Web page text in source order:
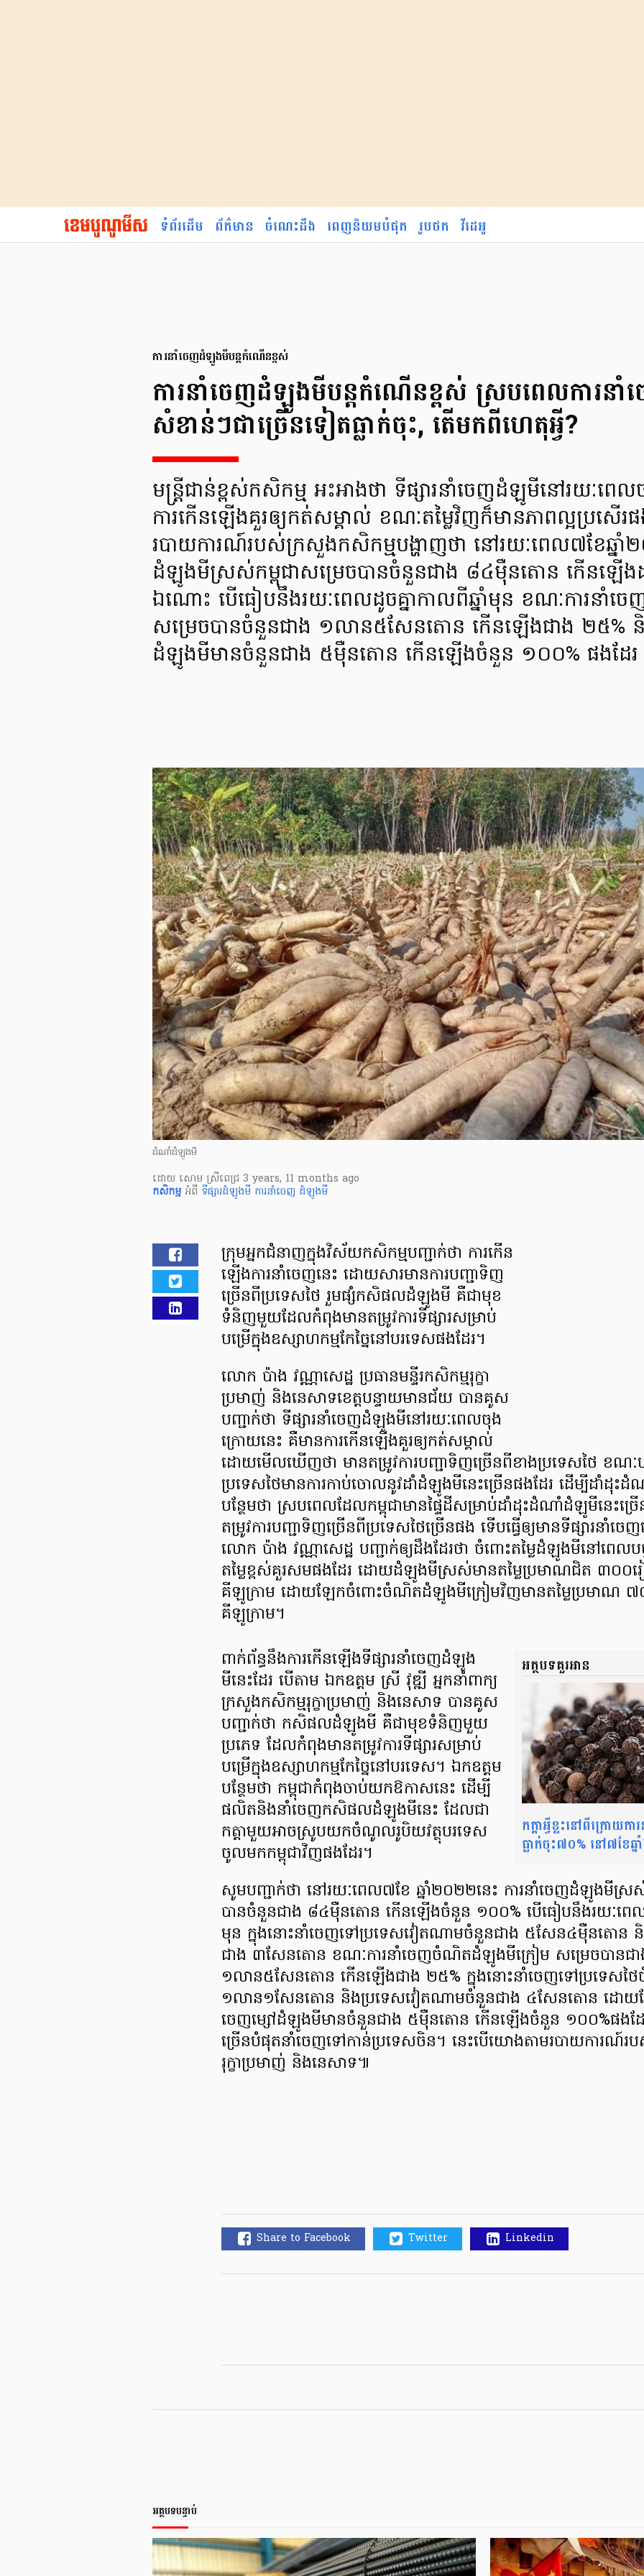
ទំព័រដើម ព័ត៌មាន ចំណេះដឹង ពេញនិយមបំផុត រូបថត វីដេអូ
ការនាំចេញដំឡូងមីបន្ដកំណើនខ្ពស់
ការនាំចេញដំឡូងមីបន្ដកំណើនខ្ពស់ ស្របពេលការ
សំខាន់ៗជាច្រើនទៀតធ្លាក់ចុះ, តើមកពីហេតុអ្វី?
មន្ត្រីជាន់ខ្ពស់កសិកម្ម អះអាងថា ទីផ្សារនាំចេញដំឡូមីនៅរយៈពេ
ការកើនឡើងគួរឲ្យកត់សម្គាល់ ខណៈតម្លៃវិញក៏មានភាពល្អប្រសើរ
របាយការណ៍របស់ក្រសួងកសិកម្មបង្ហាញថា នៅរយៈពេល៧ខែឆ្នាំ
ដំឡូងមីស្រស់កម្ពុជាសម្រេចបានចំនួនជាង ៨៤ម៉ឺនតោន កើនឡ
ឯណោះ បើធៀបនឹងរយៈពេលដូចគ្នាកាលពីឆ្នាំមុន ខណៈការនាំ
សម្រេចបានចំនួនជាង ១លាន៥សែនតោន កើនឡើងជាង ២៥% និ
ដំឡូងមីមានចំនួនជាង ៥ម៉ឺនតោន កើនឡើងចំនួន ១០០% ផងដែ
ដំណាំដំឡូងមី
ដោយ សោម ស្រីពេជ្រ 3 years, 11 months ago
កសិកម្ម អំពី ទីផ្សារដំឡូងមី ការនាំចេញ ​ ដំឡូងមី
ក្រុមអ្នកជំនាញក្នុងវិស័យកសិកម្មបញ្ជាក់ថា ការកើន
ឡើងការនាំចេញនេះ ដោយសារមានការបញ្ជាទិញ
ច្រើនពីប្រទេសថៃ រួមផ្សំកសិផលដំឡូងមី គឺជាមុខ
ទំនិញមួយដែលកំពុងមានតម្រូវការទីផ្សារសម្រាប់
បម្រើក្នុងឧស្សាហកម្មកែច្នៃនៅបរទេសផងដែរ។
លោក ប៉ាង វណ្ណាសេដ្ឋ ប្រធានមន្ទីរកសិកម្មរុក្ខា
ប្រមាញ់ និងនេសាទខេត្តបន្ទាយមានជ័យ បានគូស
បញ្ជាក់ថា ទីផ្សារនាំចេញដំឡូងមីនៅរយៈពេលចុង
ក្រោយនេះ គឺមានការកើនឡើងគួរឲ្យកត់សម្គាល់
ដោយមើលឃើញថា មានតម្រូវការបញ្ជាទិញច្រើនពីខាងប្រទេសថៃ ខណៈប
ប្រទេសថៃមានការកាប់ចោលនូវដាំដំឡូងមីនេះច្រើនផងដែរ ដើម្បីដាំដុះ
បន្ថែមថា ស្របពេលដែលកម្ពុជាមានផ្ទៃដីសម្រាប់ដាំដុះដំណាំដំឡូមីនេះច្
តម្រូវការបញ្ជាទិញច្រើនពីប្រទេសថៃច្រើនផង ទើបធ្វើឲ្យមានទីផ្សារនាំច
លោក ប៉ាង វណ្ណាសេដ្ឋ បញ្ជាក់ឲ្យដឹងដែរថា ចំពោះតម្លៃដំឡូងមីនៅពេលប
តម្លៃខ្ពស់គួរសមផងដែរ ដោយដំឡូងមីស្រស់មានតម្លៃប្រមាណជិត ៣០០
គីឡូក្រាម ដោយឡែកចំពោះចំណិតដំឡូងមីក្រៀមវិញមានតម្លៃប្រមាណ
គីឡូក្រាម។
អត្ថបទគួរអាន
កត្តាអ្វីខ្លះនៅពីក្រោយកា
ធ្លាក់ចុះ៧០% នៅ៧ខែ
ពាក់ព័ន្ធនឹងការកើនឡើងទីផ្សារនាំចេញដំឡូង
មីនេះដែរ បើតាម ឯកឧត្តម ស្រី វុឌ្ឍី អ្នកនាំពាក្យ
ក្រសួងកសិកម្មរុក្ខាប្រមាញ់ និងនេសាទ បានគូស
បញ្ជាក់ថា កសិផលដំឡូងមី គឺជាមុខទំនិញមួយ
ប្រភេទ ដែលកំពុងមានតម្រូវការទីផ្សារសម្រាប់
បម្រើក្នុងឧស្សាហកម្មកែច្នៃនៅបរទេស។ ឯកឧត្តម
បន្ថែមថា កម្ពុជាកំពុងចាប់យកឱកាសនេះ ដើម្បី
ផលិតនិងនាំចេញកសិផលដំឡូងមីនេះ ដែលជា
កត្តាមួយអាចស្រូបយកចំណូលរូបិយវត្ថុបរទេស
ចូលមកកម្ពុជាវិញផងដែរ។
សូមបញ្ជាក់ថា នៅរយៈពេល៧ខែ ឆ្នាំ២០២២នេះ ការនាំចេញដំឡូងមីស្រ
បានចំនួនជាង ៨៤ម៉ឺនតោន កើនឡើងចំនួន ១០០% បើធៀបនឹងរយៈពេលដូ
មុន ក្នុងនោះនាំចេញទៅប្រទេសវៀតណាមចំនួនជាង ៥សែន៤ម៉ឺនតោន
ជាង ៣សែនតោន ខណៈការនាំចេញចំណិតដំឡូងមីក្រៀម សម្រេចបានជ
១លាន៥សែនតោន កើនឡើងជាង ២៥% ក្នុងនោះនាំចេញទៅប្រទេសថៃ
១លាន១សែនតោន និងប្រទេសវៀតណាមចំនួនជាង ៤សែនតោន ដោយឡ
ចេញម្សៅដំឡូងមីមានចំនួនជាង ៥ម៉ឺនតោន កើនឡើងចំនួន ១០០%ផងដែ
ច្រើនបំផុតនាំចេញទៅកាន់ប្រទេសចិន។ នេះបើយោងតាមរបាយការណ៍
រុក្ខាប្រមាញ់ និងនេសាទ៕
Share to Facebook Twitter Linkedin
អត្ថបទបន្ទាប់